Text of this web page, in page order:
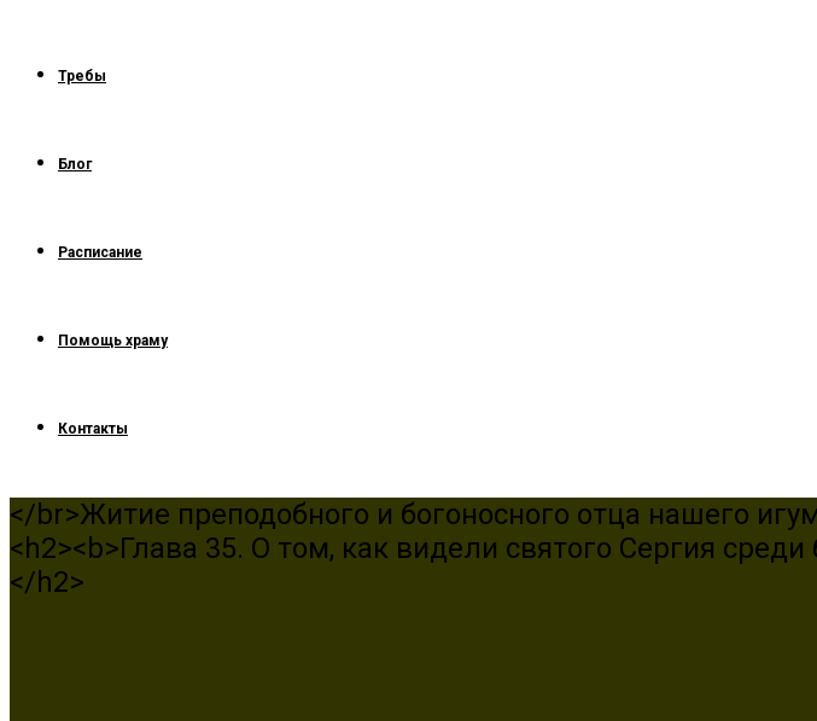
Требы
Блог
Расписание
Помощь храму
Контакты
</br>Житие преподобного и богоносного отца нашего
<h2><b>Глава 35. О том, как видели святого Сергия
</h2>